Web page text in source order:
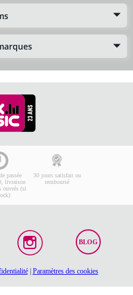
passée
livraison
ouvrés (si
30 jours satisfait ou
remboursé
BLOG
| Paramètres des cookies